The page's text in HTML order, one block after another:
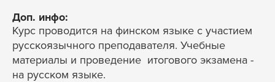
Доп. инфо:
Курс проводится на финском языке с участием
русскоязычного преподавателя. Учебные
материалы и проведение итогового экзамена -
на русском языке.